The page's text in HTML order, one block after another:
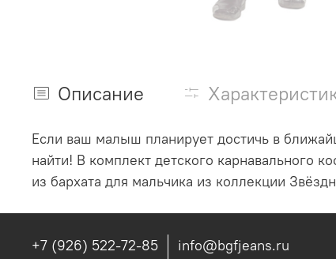
Описание
Если ваш малыш планирует достичь в
найти! В комплект детского карнавального
из бархата для мальчика из коллекции
+7 (926) 522-72-85
info@bgfjeans.ru